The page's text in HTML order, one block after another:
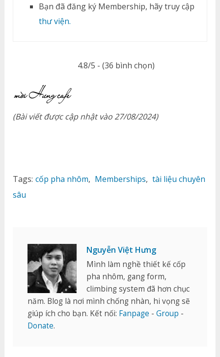
Bạn đã đăng ký Membership, hãy truy cập
thư viện.
4.8/5 - (36 bình chọn)
(Bài viết được cập nhật vào 27/08/2024)
Tags: cốp pha nhôm, Memberships, tài liệu chuyên
sâu
Nguyễn Việt Hưng
Mình làm nghề thiết kế cốp
pha nhôm, gang form,
climbing system đã hơn chục
năm. Blog là nơi mình chống nhàn, hi vọng sẽ
giúp ích cho bạn. Kết nối: Fanpage -Group -
Donate.